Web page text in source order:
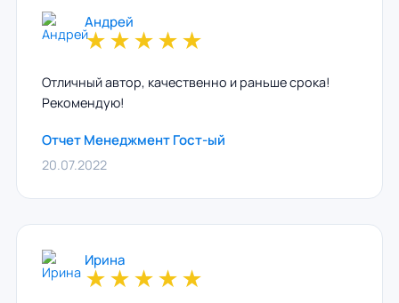
Андрей
★★★★★
Отличный автор, качественно и раньше срока!
Рекомендую!
Отчет Менеджмент Гост-ый
20.07.2022
Ирина
★★★★★